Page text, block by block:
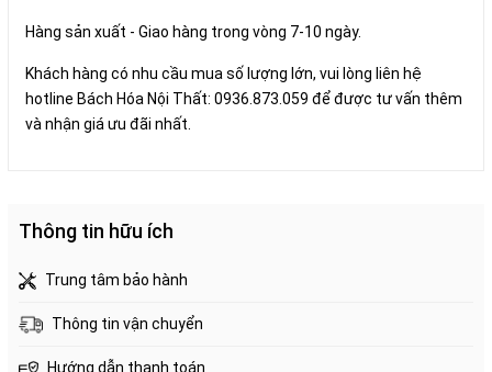
Hàng sản xuất - Giao hàng trong vòng 7-10 ngày.
Khách hàng có nhu cầu mua số lượng lớn, vui lòng liên hệ
hotline Bách Hóa Nội Thất: 0936.873.059 để được tư vấn thêm
và nhận giá ưu đãi nhất.
Thông tin hữu ích
Trung tâm bảo hành
Thông tin vận chuyển
Hướng dẫn thanh toán